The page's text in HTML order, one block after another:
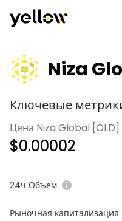
Niza
Ключевые
Цена Niza Global [OLD]
$0.00002
24ч Объем
Рыночная капитализация